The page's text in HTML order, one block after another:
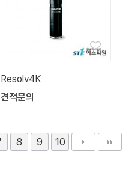
Resolv4K
견적문의
8 9 10